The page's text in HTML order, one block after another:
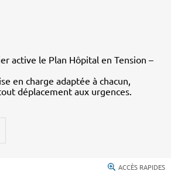
active le Plan Hôpital en Tension –
en charge adaptée à chacun,
déplacement aux urgences.
ACCÈS RAPIDES